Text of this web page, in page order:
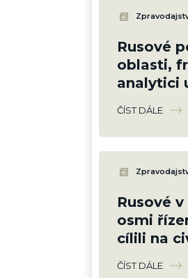
Rusové
oblasti,
analytici
ztrácejí
ČÍST DÁLE
Rusové
osmi
cílili na
holčičky
ČÍST DÁLE